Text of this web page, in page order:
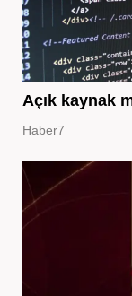
Açık kaynak
Haber7